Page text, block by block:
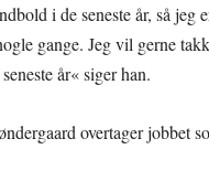
i de seneste år, så jeg
gange. Jeg vil gerne
år« siger han.
overtager jobbet